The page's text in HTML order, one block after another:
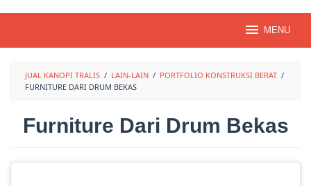
MENU
JUAL KANOPI TRALIS / LAIN-LAIN / PORTFOLIO KONSTRUKSI BERAT /
FURNITURE DARI DRUM BEKAS
Furniture Dari Drum Bekas